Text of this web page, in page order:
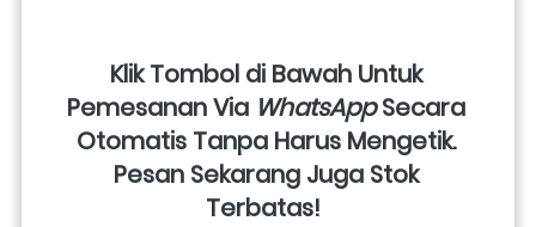
Klik Tombol di Bawah Untuk
Pemesanan Via WhatsApp Secara
Otomatis Tanpa Harus Mengetik.
Pesan Sekarang Juga Stok
Terbatas!